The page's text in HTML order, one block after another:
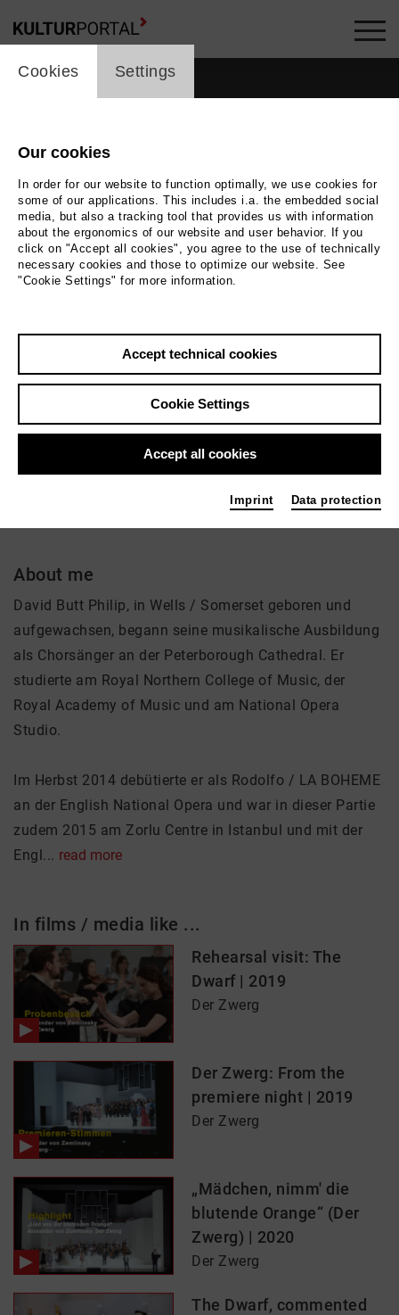
David Butt Philip
Music, Theatre
Active in the network
About me
David Butt Philip, in Wells / Somerset geboren und
aufgewachsen, begann seine musikalische Ausbildung
als Chorsänger an der Peterborough Cathedral. Er
studierte am Royal Northern College of Music, der
Royal Academy of Music und am National Opera
Studio.
Im Herbst 2014 debütierte er als Rodolfo / LA BOHEME
an der English National Opera und war in dieser Partie
zudem 2015 am Zorlu Centre in Istanbul und mit der
Engl... read more
In films / media like ...
Rehearsal visit: The
Dwarf | 2019
Der Zwerg
Der Zwerg: From the
premiere night | 2019
Der Zwerg
„Mädchen, nimm' die
blutende Orange“ (Der
Zwerg) | 2020
Der Zwerg
The Dwarf, commented
cookie_layer
Cookies Settings
Our cookies
In order for our website to function optimally, we use cookies for
some of our applications. This includes i.a. the embedded social
media, but also a tracking tool that provides us with information
about the ergonomics of our website and user behavior. If you
click on "Accept all cookies", you agree to the use of technically
necessary cookies and those to optimize our website. See
"Cookie Settings" for more information.
Accept technical cookies
Cookie Settings
Accept all cookies
Imprint Data protection